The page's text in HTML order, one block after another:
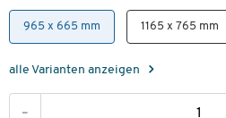
965 x 665 mm 1165 x 765 mm
alle Varianten anzeigen